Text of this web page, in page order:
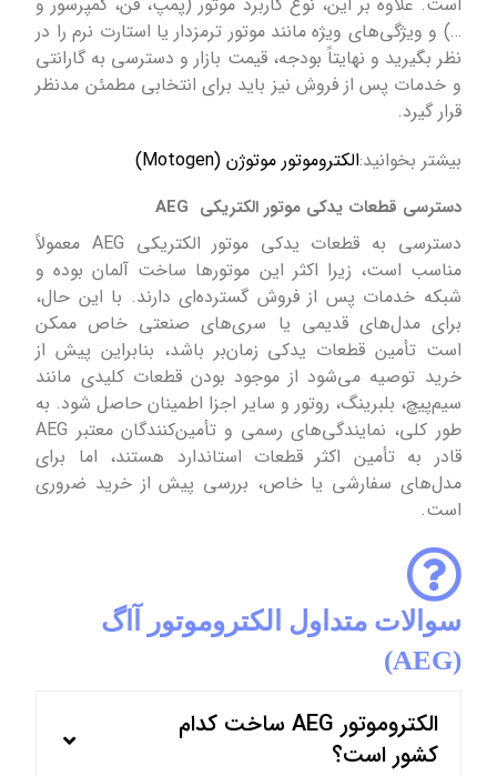
…) و ویژگی‌های ویژه مانند موتور ترمزدار یا استارت نرم را در
نظر بگیرید و نهایتاً بودجه، قیمت بازار و دسترسی به گارانتی
و خدمات پس از فروش نیز باید برای انتخابی مطمئن مدنظر
قرار گیرد.
بیشتر بخوانید:الکتروموتور موتوژن (Motogen)
دسترسی قطعات یدکی موتور الکتریکی AEG
دسترسی به قطعات یدکی موتور الکتریکی AEG معمولاً
مناسب است، زیرا اکثر این موتورها ساخت آلمان بوده و
شبکه خدمات پس از فروش گسترده‌ای دارند. با این حال،
برای مدل‌های قدیمی یا سری‌های صنعتی خاص ممکن
است تأمین قطعات یدکی زمان‌بر باشد، بنابراین پیش از
خرید توصیه می‌شود از موجود بودن قطعات کلیدی مانند
سیم‌پیچ، بلبرینگ، روتور و سایر اجزا اطمینان حاصل شود. به
طور کلی، نمایندگی‌های رسمی و تأمین‌کنندگان معتبر AEG
قادر به تأمین اکثر قطعات استاندارد هستند، اما برای
مدل‌های سفارشی یا خاص، بررسی پیش از خرید ضروری
است.
سوالات متداول الکتروموتور آاگ
(AEG)
الکتروموتور AEG ساخت کدام
کشور است؟